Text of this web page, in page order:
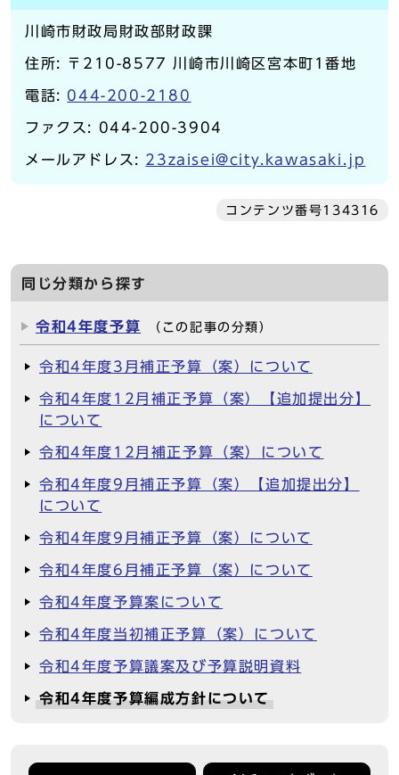
川崎市財政局財政部財政課
住所: 〒210-8577 川崎市川崎区宮本町1番地
電話: 044-200-2180
ファクス: 044-200-3904
メールアドレス: 23zaisei@city.kawasaki.jp
コンテンツ番号134316
同じ分類から探す
令和4年度予算 （この記事の分類）
令和4年度3月補正予算（案）について
令和4年度12月補正予算（案）【追加提出分】
について
令和4年度12月補正予算（案）について
令和4年度9月補正予算（案）【追加提出分】
について
令和4年度9月補正予算（案）について
令和4年度6月補正予算（案）について
令和4年度予算案について
令和4年度当初補正予算（案）について
令和4年度予算議案及び予算説明資料
令和4年度予算編成方針について